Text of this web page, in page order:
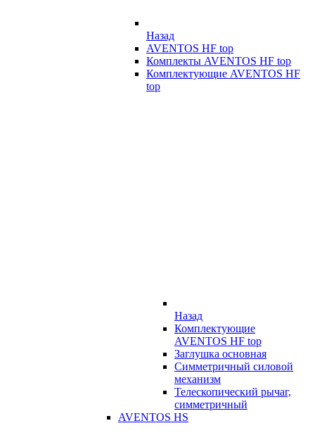
Назад
AVENTOS HF top
Комплекты AVENTOS HF top
Комплектующие AVENTOS HF
top
Назад
Комплектующие
AVENTOS HF top
Заглушка основная
Симметричный силовой
механизм
Телескопический рычаг,
симметричный
AVENTOS HS